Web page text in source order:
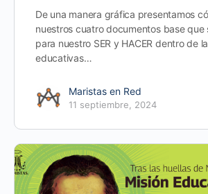
De una manera gráfica presentamos
nuestros cuatro documentos base que
para nuestro SER y HACER dentro de
educativas…
Maristas en Red
11 septiembre, 2024